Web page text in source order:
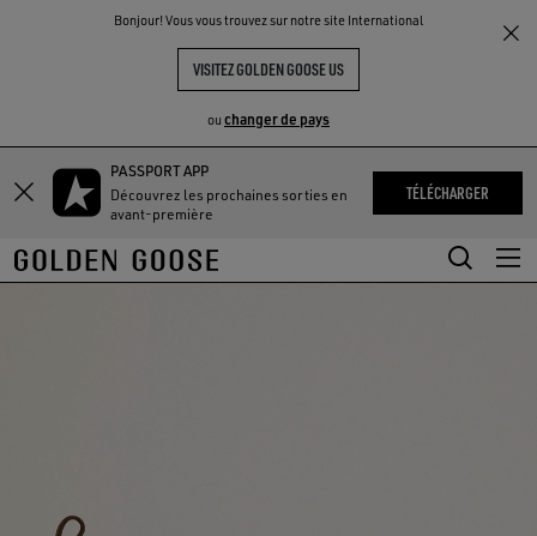
Bonjour! Vous vous trouvez sur notre site International
VISITEZ GOLDEN GOOSE US
ou changer de pays
Aller
au
principal
Aller
au
du
PASSPORT APP
Découvrez les prochaines sorties en
avant-première
TÉLÉCHARGER
THE
COMMUNITY